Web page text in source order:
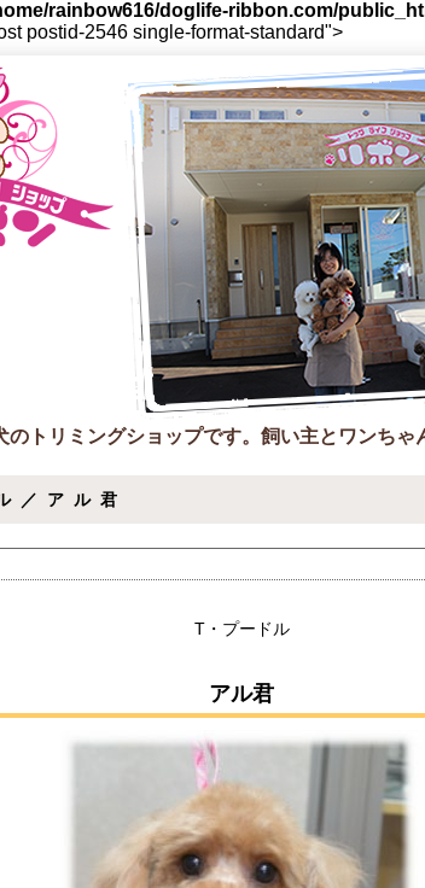
rainbow616/doglife-ribbon.com/
postid-2546 single-format-standard">
のトリミングショップです。飼い主とワンちゃ
／アル君
T・プードル
アル君